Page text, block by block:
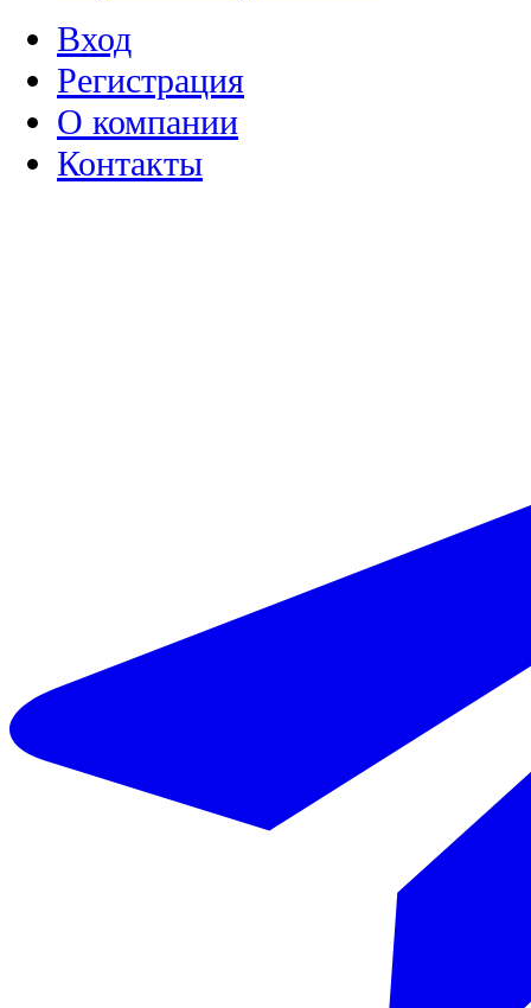
Вход
Регистрация
О компании
Контакты